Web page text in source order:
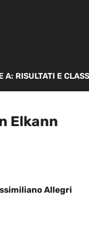
A: RISULTATI E
Elkann
Allegri